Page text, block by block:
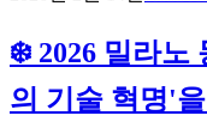
❄️ 2026 밀라노
의 기술 혁명'